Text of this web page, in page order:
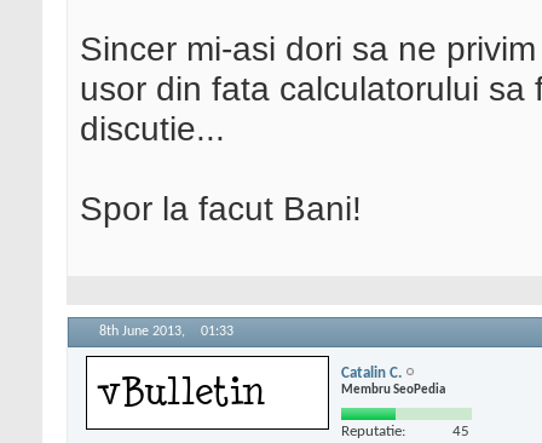
Sincer mi-asi dori sa ne
usor din fata calculatorului
discutie...
Spor la facut Bani!
8th June 2013, 01:33
Catalin C.
Membru SeoPedia
Reputatie: 45